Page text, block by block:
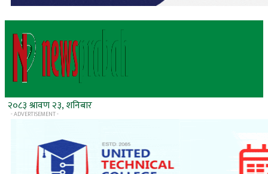
२०८३ श्रावण २३, शनिबार
- ADVERTISEMENT -